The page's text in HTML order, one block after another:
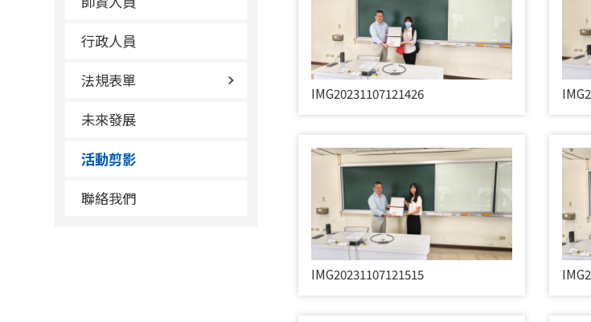
行政人員
法規表單
未來發展
活動剪影
聯絡我們
IMG20231107121426
IMG20231107121515